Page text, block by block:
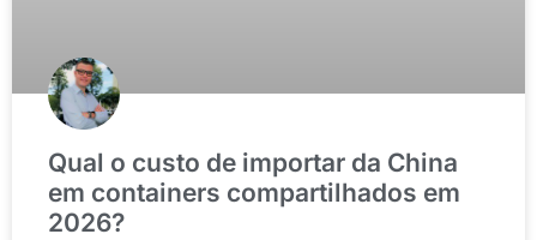
Qual o custo de importar da China
em containers compartilhados em
2026?